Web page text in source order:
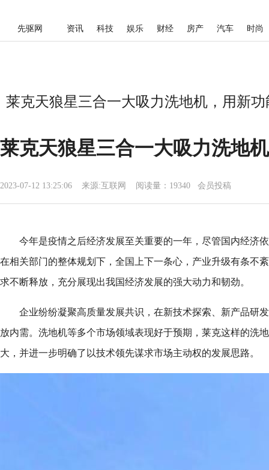
先驱网 资讯 科技 娱乐 财经 房产 汽车 时尚
莱克天狼星三合一大吸力洗地机，用新
莱克天狼星三合一大吸力洗地
2023-07-12 13:25:06 来源:互联网 阅读量：19340 会员投稿
今年是疫情之后经济发展至关重要的一年，尽管国内经济
在相关部门的整体规划下，全国上下一条心，产业升级有条不
求不断释放，充分展现出我国经济发展的强大动力和韧劲。
企业纷纷凝聚高质量发展共识，在新技术探索、新产品研
放内需。洗地机等多个市场领域表现好于预期，莱克这样的洗
大，并进一步明确了以技术领先谋求市场主动权的发展思路。